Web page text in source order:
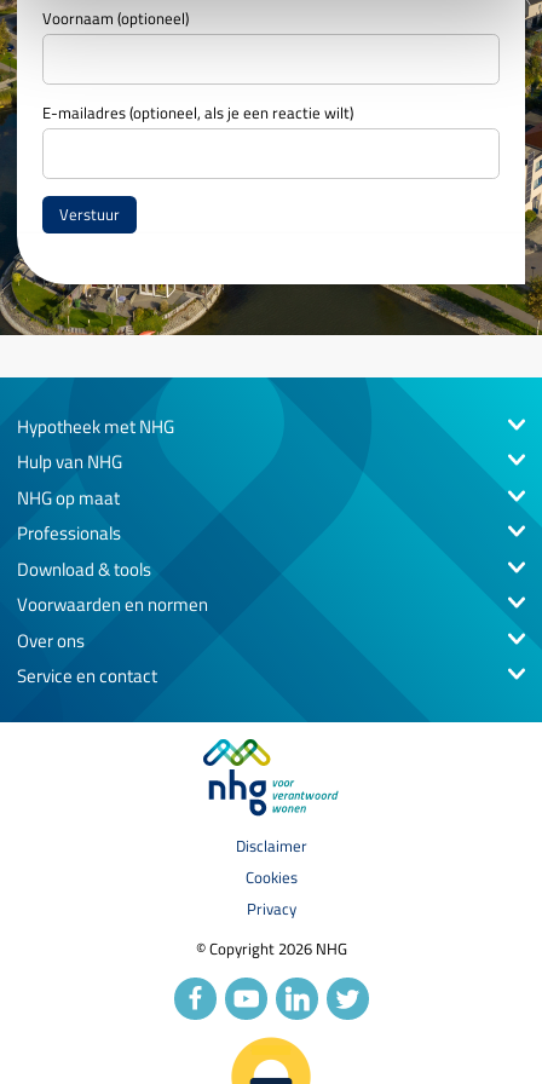
Voornaam (optioneel)
E-mailadres (optioneel, als je een reactie wilt)
Hypotheek met NHG
Hulp van NHG
NHG op maat
Professionals
Download & tools
Voorwaarden en normen
Over ons
Service en contact
© Copyright 2026 NHG
Disclaimer
Cookies
Privacy